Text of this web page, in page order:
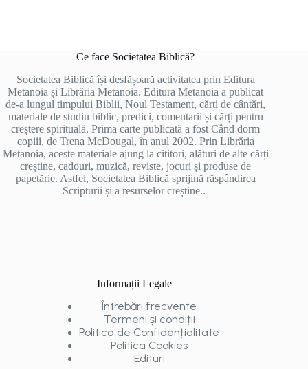
Ce face Societatea Biblică?
Societatea Biblică își desfășoară activitatea prin Editura
Metanoia și Librăria Metanoia. Editura Metanoia a publicat
de-a lungul timpului Biblii, Noul Testament, cărți de cântări,
materiale de studiu biblic, predici, comentarii și cărți pentru
creștere spirituală. Prima carte publicată a fost Când dorm
copiii, de Trena McDougal, în anul 2002. Prin Librăria
Metanoia, aceste materiale ajung la cititori, alături de alte cărți
creștine, cadouri, muzică, reviste, jocuri și produse de
papetărie. Astfel, Societatea Biblică sprijină răspândirea
Scripturii și a resurselor creștine..
Informații Legale
Întrebări frecvente
Termeni și condiții
Politica de Confidențialitate
Politica Cookies
Edituri